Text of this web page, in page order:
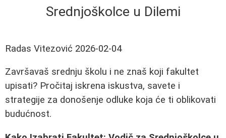
Srednjoškolce u Dilemi
Radas Vitezović 2026-02-04
Završavaš srednju školu i ne znaš koji fakultet
upisati? Pročitaj iskrena iskustva, savete i
strategije za donošenje odluke koja će ti oblikovati
budućnost.